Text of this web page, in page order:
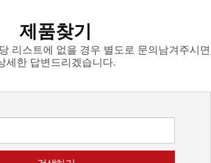
제품찾기
리스트에 없을 경우 별도로 문의남겨주시면
세한 답변드리겠습니다.